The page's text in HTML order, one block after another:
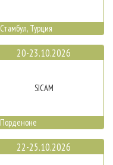
Стамбул, Турция
20-23.10.2026
SICAM
Порденоне
22-25.10.2026